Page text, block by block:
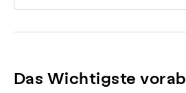
Das Wichtigste vorab